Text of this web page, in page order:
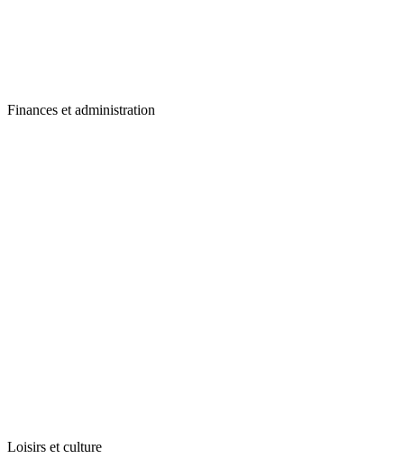
Finances et administration
Loisirs et culture